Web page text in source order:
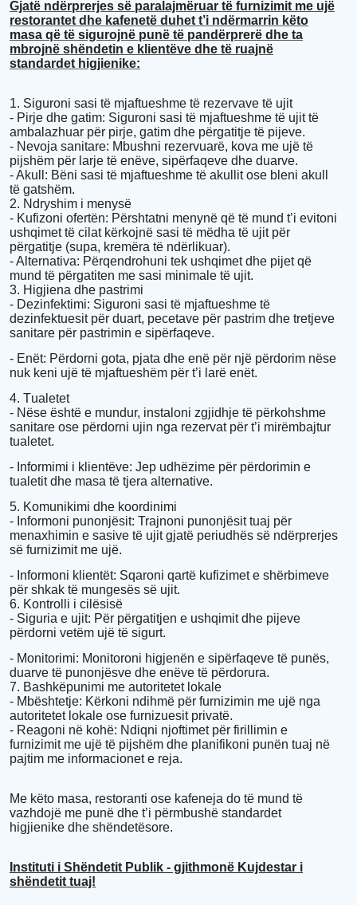
Gjatë ndërprerjes së paralajmëruar të furnizimit me ujë
restorantet dhe kafenetë duhet t’i ndërmarrin këto
masa që të sigurojnë punë të pandërprerë dhe ta
mbrojnë shëndetin e klientëve dhe të ruajnë
standardet higjienike:
1. Siguroni sasi të mjaftueshme të rezervave të ujit
- Pirje dhe gatim: Siguroni sasi të mjaftueshme të ujit të
ambalazhuar për pirje, gatim dhe përgatitje të pijeve.
- Nevoja sanitare: Mbushni rezervuarë, kova me ujë të
pijshëm për larje të enëve, sipërfaqeve dhe duarve.
- Akull: Bëni sasi të mjaftueshme të akullit ose bleni akull
të gatshëm.
2. Ndryshim i menysë
- Kufizoni ofertën: Përshtatni menynë që të mund t’i evitoni
ushqimet të cilat kërkojnë sasi të mëdha të ujit për
përgatitje (supa, kremëra të ndërlikuar).
- Alternativa: Përqendrohuni tek ushqimet dhe pijet që
mund të përgatiten me sasi minimale të ujit.
3. Higjiena dhe pastrimi
- Dezinfektimi: Siguroni sasi të mjaftueshme të
dezinfektuesit për duart, pecetave për pastrim dhe tretjeve
sanitare për pastrimin e sipërfaqeve.
- Enët: Përdorni gota, pjata dhe enë për një përdorim nëse
nuk keni ujë të mjaftueshëm për t’i larë enët.
4. Тualetet
- Nëse është e mundur, instaloni zgjidhje të përkohshme
sanitare ose përdorni ujin nga rezervat për t’i mirëmbajtur
tualetet.
- Informimi i klientëve: Jep udhëzime për përdorimin e
tualetit dhe masa të tjera alternative.
5. Komunikimi dhe koordinimi
- Informoni punonjësit: Trajnoni punonjësit tuaj për
menaxhimin e sasive të ujit gjatë periudhës së ndërprerjes
së furnizimit me ujë.
- Informoni klientët: Sqaroni qartë kufizimet e shërbimeve
për shkak të mungesës së ujit.
6. Kontrolli i cilësisë
- Siguria e ujit: Për përgatitjen e ushqimit dhe pijeve
përdorni vetëm ujë të sigurt.
- Monitorimi: Monitoroni higjenën e sipërfaqeve të punës,
duarve të punonjësve dhe enëve të përdorura.
7. Bashkëpunimi me autoritetet lokale
- Mbështetje: Kërkoni ndihmë për furnizimin me ujë nga
autoritetet lokale ose furnizuesit privatë.
- Reagoni në kohë: Ndiqni njoftimet për firillimin e
furnizimit me ujë të pijshëm dhe planifikoni punën tuaj në
pajtim me informacionet e reja.
Me këto masa, restoranti ose kafeneja do të mund të
vazhdojë me punë dhe t’i përmbushë standardet
higjienike dhe shëndetësore.
Instituti i Shëndetit Publik - gjithmonë Kujdestar i
shëndetit tuaj!